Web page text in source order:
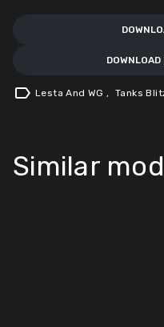
label Lesta And WG, Tanks
Similar